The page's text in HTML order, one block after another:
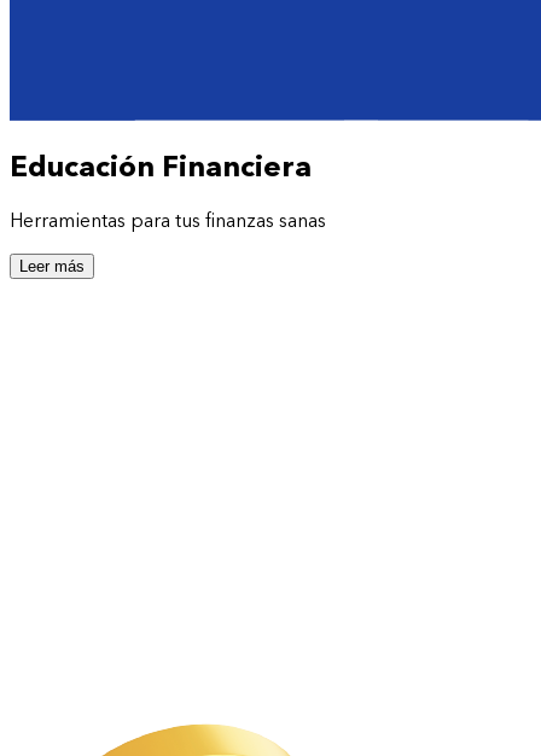
Educación Financiera
Herramientas para tus finanzas sanas
Leer más